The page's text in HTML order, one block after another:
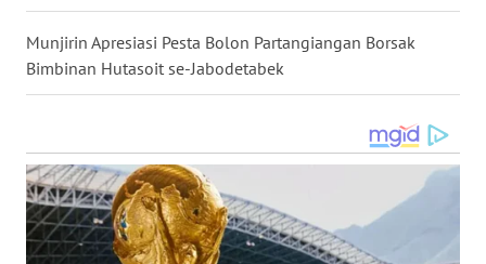
Munjirin Apresiasi Pesta Bolon Partangiangan Borsak
Bimbinan Hutasoit se-Jabodetabek
WN
TAPANULI
SELATAN
WN
TANJUNG
LESUNG
WN